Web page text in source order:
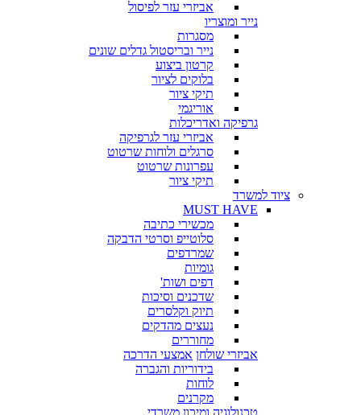
אביזרי עזר לפיסול
נייר ומוצריו
מסגרות
נייר ובריסטול גדלים שונים
קרטון ביצוע
בלוקים לציור
תיקי ציור
אוריגמי
גרפיקה ואדריכלות
אביזרי עזר לגרפיקה
סרגלים ולוחות שרטוט
עפרונות שרטוט
תיקי ציור
ציוד למשרד
MUST HAVE
מכשירי כתיבה
סלוטייפ וסרטי הדבקה
שמרדפים
גומיות
דפים ושות'
שדכנים וסיכות
תיוק וקלסרים
נעצים מהדקים
מחוררים
אביזרי שולחן אמצעי הדרכה
בידוריות והגברה
לוחות
מקרנים
טכנולוגיה ומיכון משרדי